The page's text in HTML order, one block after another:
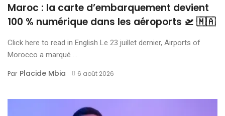
Maroc : la carte d’embarquement devient
100 % numérique dans les aéroports 🛫 🇲🇦
Click here to read in English Le 23 juillet dernier, Airports of
Morocco a marqué ...
Par Placide Mbia 6 août 2026